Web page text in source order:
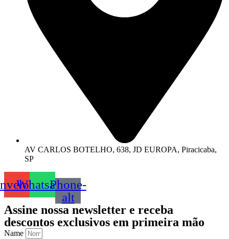
AV CARLOS BOTELHO, 638, JD EUROPA, Piracicaba,
SP
WhatsappPhone-
alt
Assine nossa newsletter e receba
descontos exclusivos em primeira mão
Name